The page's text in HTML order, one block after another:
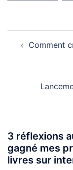
d’article
Comment
3 réflexions
gagné mes
livres sur